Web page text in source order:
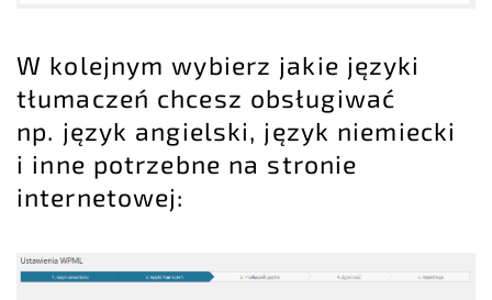
W kolejnym wybierz jakie języki
tłumaczeń chcesz obsługiwać
np. język angielski, język niemiecki
i inne potrzebne na stronie
internetowej: